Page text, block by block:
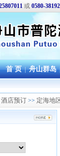
或 0580-
首 页 | 舟山群岛
酒店预订 >> 定海地